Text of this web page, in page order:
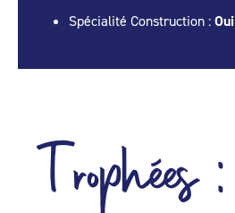
Spécialité Construction : Oui
Trophées :